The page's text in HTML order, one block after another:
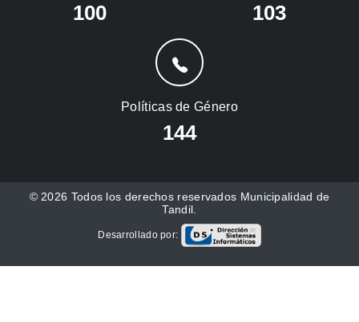
100 103
Políticas de Género
144
© 2026 Todos los derechos reservados Municipalidad de
Tandil.
Desarrollado por: